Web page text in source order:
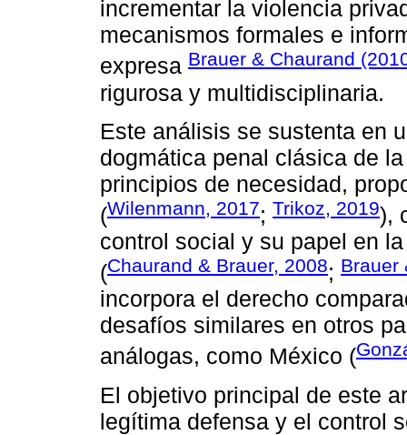
incrementar la violencia
mecanismos formales e
expresa Brauer & Chaurand
rigurosa y multidisciplinaria.
Este análisis se sustenta en
dogmática penal clásica de
principios de necesidad,
(Wilenmann, 2017; Trikoz, 2019),
control social y su papel en
(Chaurand & Brauer, 2008; Brauer
incorpora el derecho
desafíos similares en otros
análogas, como México (
El objetivo principal de este
legítima defensa y el control